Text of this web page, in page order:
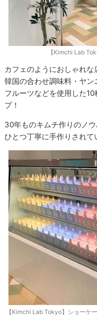
【Kimchi Lab
カフェのようにおしゃれ
韓国の合わせ調味料・ヤン
フルーツなどを使用した
プ！
30年ものキムチ作りのノ
ひとつ丁寧に手作りされて
【Kimchi Lab Tokyo】ショーケ